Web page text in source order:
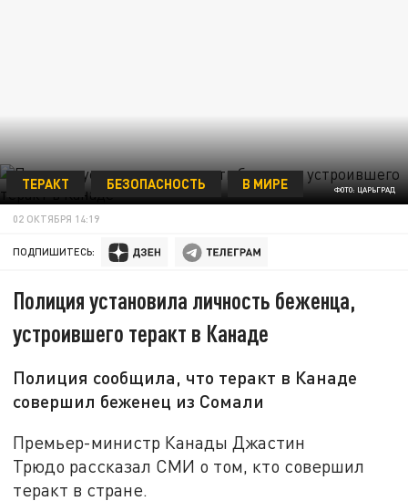
ФОТО: ЦАРЬГРАД
ТЕРАКТ БЕЗОПАСНОСТЬ В МИРЕ
02 ОКТЯБРЯ 14:19
ПОДПИШИТЕСЬ:
Полиция установила личность беженца,
устроившего теракт в Канаде
Полиция сообщила, что теракт в Канаде
совершил беженец из Сомали
Премьер-министр Канады Джастин
Трюдо рассказал СМИ о том, кто совершил
теракт в стране.